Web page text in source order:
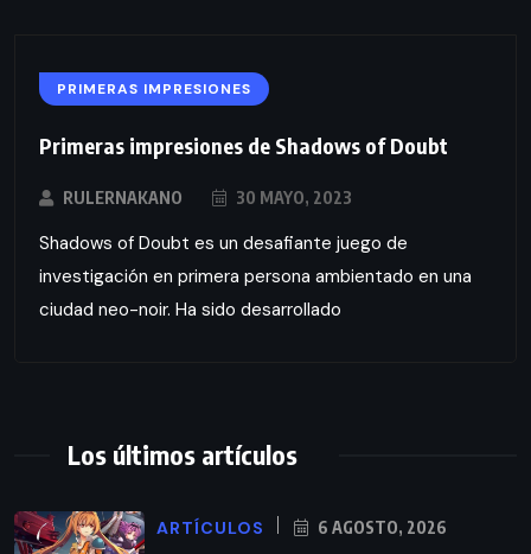
PRIMERAS IMPRESIONES
Primeras impresiones de Shadows of Doubt
RULERNAKANO 30 MAYO, 2023
Shadows of Doubt es un desafiante juego de
investigación en primera persona ambientado en una
ciudad neo-noir. Ha sido desarrollado
Los últimos artículos
ARTÍCULOS 6 AGOSTO, 2026